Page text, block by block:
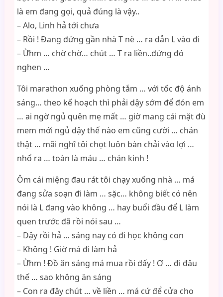
là em đang gọi, quả đúng là vậy..
– Alo, Linh hả tới chưa
– Rồi ! Đang đứng gần nhà T nè … ra dẫn L vào đi
– Ừhm … chờ chờ… chút … T ra liền..đứng đó
nghen …
Tôi marathon xuống phòng tắm … với tốc độ ánh
sáng… theo kế hoạch thì phải dậy sớm để đón em
… ai ngờ ngủ quên mẹ mất … giờ mang cái mặt đù
mem mới ngủ dậy thế nào em cũng cười … chán
thật … mãi nghĩ tôi chọt luôn bàn chải vào lợi …
nhổ ra … toàn là máu … chán kinh !
Ôm cái miệng đau rát tôi chạy xuống nhà … má
đang sửa soạn đi làm … sặc… không biết có nên
nói là L đang vào không … hay buổi đầu để L làm
quen trước đã rồi nói sau …
– Dậy rồi hả … sáng nay có đi học không con
– Không ! Giờ má đi làm hả
– Ừhm ! Đồ ăn sáng má mua rồi đấy ! Ơ … đi đâu
thế … sao không ăn sáng
– Con ra đây chút … về liền … má cứ để cửa cho